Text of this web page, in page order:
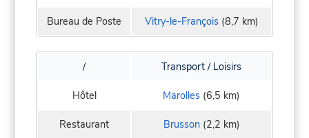
Bureau de Poste Vitry-le-François(8,7 km)
/ Transport / Loisirs
Hôtel Marolles (6,5 km)
Restaurant Brusson(2,2 km)